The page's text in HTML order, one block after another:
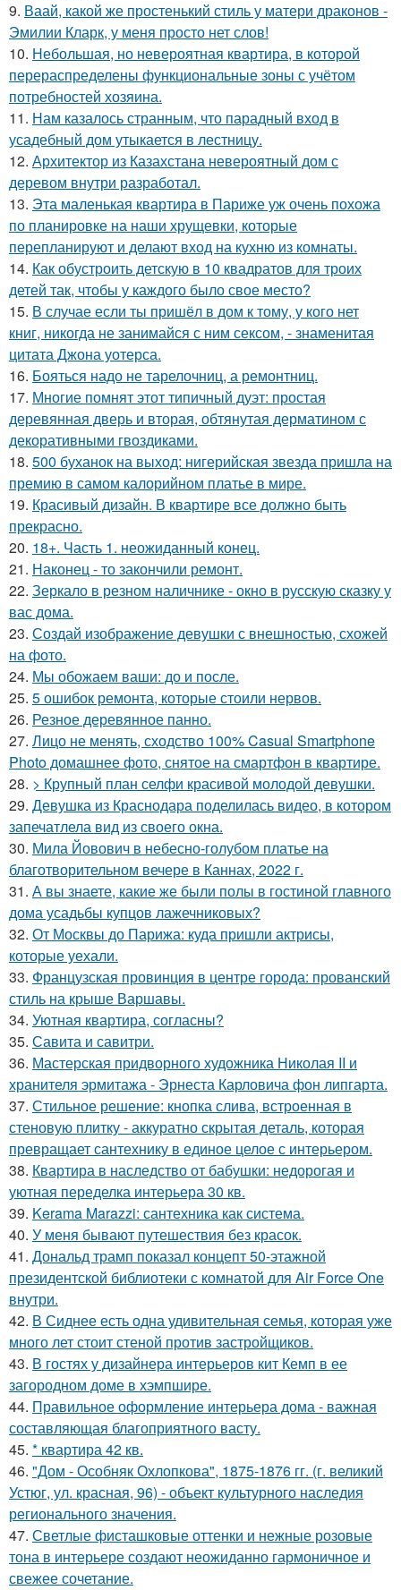
9. Ваай, какой же простенький стиль у матери драконов -
Эмилии Кларк, у меня просто нет слов!
10. Небольшая, но невероятная квартира, в которой
перераспределены функциональные зоны с учётом
потребностей хозяина.
11. Нам казалось странным, что парадный вход в
усадебный дом утыкается в лестницу.
12. Архитектор из Казахстана невероятный дом с
деревом внутри разработал.
13. Эта маленькая квартира в Париже уж очень похожа
по планировке на наши хрущевки, которые
перепланируют и делают вход на кухню из комнаты.
14. Как обустроить детскую в 10 квадратов для троих
детей так, чтобы у каждого было свое место?
15. В случае если ты пришёл в дом к тому, у кого нет
книг, никогда не занимайся с ним сексом, - знаменитая
цитата Джона уотерса.
16. Бояться надо не тарелочниц, а ремонтниц.
17. Многие помнят этот типичный дуэт: простая
деревянная дверь и вторая, обтянутая дерматином с
декоративными гвоздиками.
18. 500 буханок на выход: нигерийская звезда пришла на
премию в самом калорийном платье в мире.
19. Красивый дизайн. В квартире все должно быть
прекрасно.
20. 18+. Часть 1. неожиданный конец.
21. Наконец - то закончили ремонт.
22. Зеркало в резном наличнике - окно в русскую сказку у
вас дома.
23. Создай изображение девушки с внешностью, схожей
на фото.
24. Мы обожаем ваши: до и после.
25. 5 ошибок ремонта, которые стоили нервов.
26. Резное деревянное панно.
27. Лицо не менять, сходство 100% Casual Smartphone
Photo домашнее фото, снятое на смартфон в квартире.
28. > Крупный план селфи красивой молодой девушки.
29. Девушка из Краснодара поделилась видео, в котором
запечатлела вид из своего окна.
30. Мила Йовович в небесно-голубом платье на
благотворительном вечере в Каннах, 2022 г.
31. А вы знаете, какие же были полы в гостиной главного
дома усадьбы купцов лажечниковых?
32. От Москвы до Парижа: куда пришли актрисы,
которые уехали.
33. Французская провинция в центре города: прованский
стиль на крыше Варшавы.
34. Уютная квартира, согласны?
35. Савита и савитри.
36. Мастерская придворного художника Николая II и
хранителя эрмитажа - Эрнеста Карловича фон липгарта.
37. Стильное решение: кнопка слива, встроенная в
стеновую плитку - аккуратно скрытая деталь, которая
превращает сантехнику в единое целое с интерьером.
38. Квартира в наследство от бабушки: недорогая и
уютная переделка интерьера 30 кв.
39. Kerama Marazzi: сантехника как система.
40. У меня бывают путешествия без красок.
41. Дональд трамп показал концепт 50-этажной
президентской библиотеки с комнатой для Air Force One
внутри.
42. В Сиднее есть одна удивительная семья, которая уже
много лет стоит стеной против застройщиков.
43. В гостях у дизайнера интерьеров кит Кемп в ее
загородном доме в хэмпшире.
44. Правильное оформление интерьера дома - важная
составляющая благоприятного васту.
45. * квартира 42 кв.
46. "Дом - Особняк Охлопкова", 1875-1876 гг. (г. великий
Устюг, ул. красная, 96) - объект культурного наследия
регионального значения.
47. Светлые фисташковые оттенки и нежные розовые
тона в интерьере создают неожиданно гармоничное и
свежее сочетание.